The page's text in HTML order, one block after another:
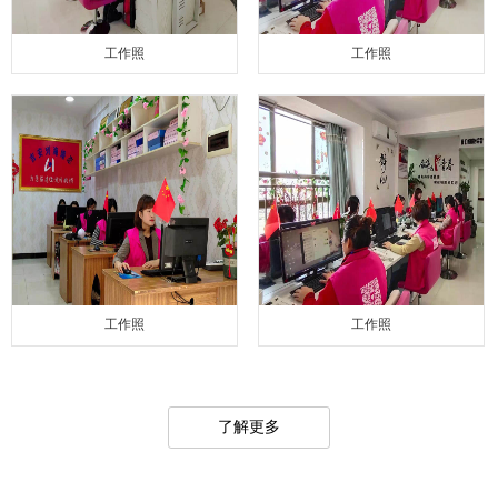
工作照 工作照
工作照 工作照
了解更多